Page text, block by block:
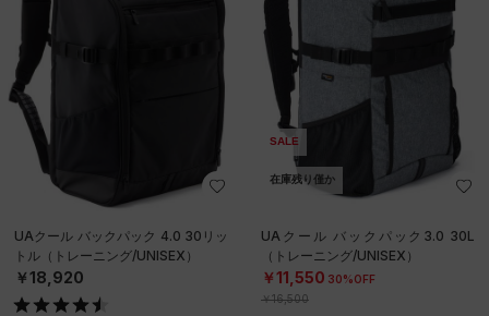
UAクール バックパック 4.0 30リッ
トル（トレーニング/UNISEX）
￥18,920
SALE
在庫残り僅か
UAクール バックパック3.0 30L
（トレーニング/UNISEX）
￥11,550 30%OFF
￥16,500